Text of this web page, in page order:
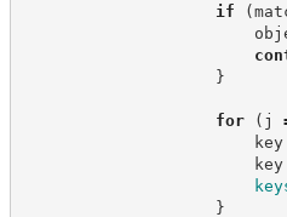
if (
}
for ( j
}